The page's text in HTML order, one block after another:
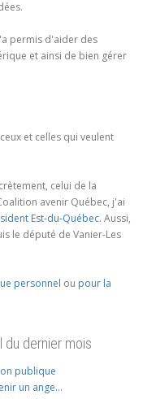
permis d'aider des
et ainsi de bien gérer
et celles qui veulent
celui de la
avenir Québec, j'ai
Est-du-Québec. Aussi,
le député de Vanier-Les
personnel ou pour la
du dernier mois
publique
un ange…